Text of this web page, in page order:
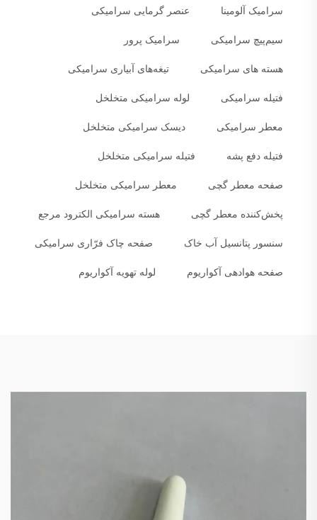
سرامیک آلومینا عنصر گرمایی سرامیکی
سیم‌پیچ سرامیکی سرامیک پرور
هسته های سرامیکی تیغه‌های آبیاری سرامیکی
فتیله سرامیکی لوله سرامیکی متخلخل
معطر سرامیکی دیسک سرامیکی متخلخل
فتیله دفع پشه فتیله سرامیکی متخلخل
صفحه معطر گچی معطر سرامیکی متخلخل
پخش‌کننده معطر گچی هسته سرامیکی الکترود مرجع
سنسور پتانسیل آب خاک صفحه چاک فرّاری سرامیکی
صفحه هوادهی آکواریوم لوله تهویه آکواریوم